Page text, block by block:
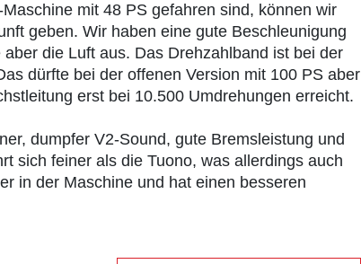
mit 48 PS gefahren sind, können wir
geben. Wir haben eine gute Beschleunigung
die Luft aus. Das Drehzahlband ist bei der
dürfte bei der offenen Version mit 100 PS aber
erst bei 10.500 Umdrehungen erreicht.
dumpfer V2-Sound, gute Bremsleistung und
sich feiner als die Tuono, was allerdings auch
in der Maschine und hat einen besseren